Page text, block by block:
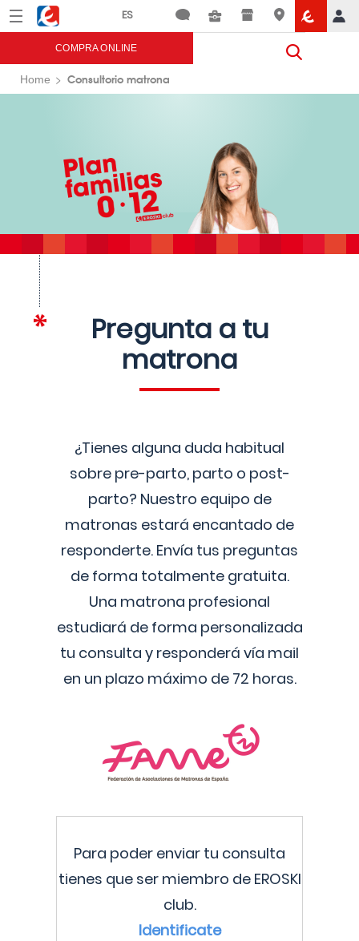
Menú Eroski
COMPRA ONLINE
Home Consultorio matrona
Pregunta a tu
matrona
¿Tienes alguna duda habitual
sobre pre-parto, parto o post-
parto? Nuestro equipo de
matronas estará encantado de
responderte. Envía tus preguntas
de forma totalmente gratuita.
Una matrona profesional
estudiará de forma personalizada
tu consulta y responderá vía mail
en un plazo máximo de 72 horas.
Para poder enviar tu consulta
tienes que ser miembro de EROSKI
club.
Identificate